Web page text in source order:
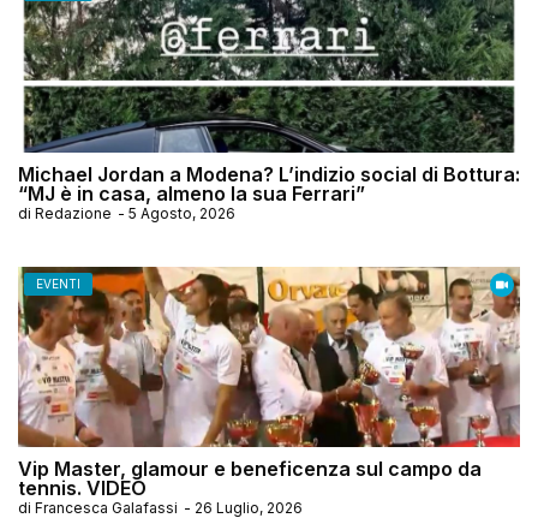
Michael Jordan a Modena? L’indizio social di Bottura:
“MJ è in casa, almeno la sua Ferrari”
di Redazione - 5 Agosto, 2026
EVENTI
Vip Master, glamour e beneficenza sul campo da
tennis. VIDEO
di Francesca Galafassi - 26 Luglio, 2026